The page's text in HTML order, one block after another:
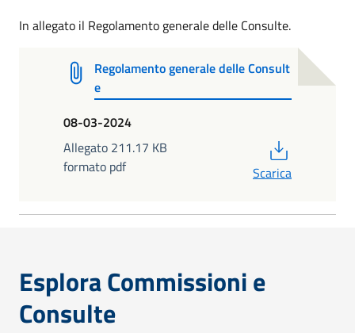
In allegato il Regolamento generale delle Consulte.
Regolamento generale delle Consult
e
08-03-2024
Allegato 211.17 KB
formato pdf
Scarica
Esplora Commissioni e
Consulte